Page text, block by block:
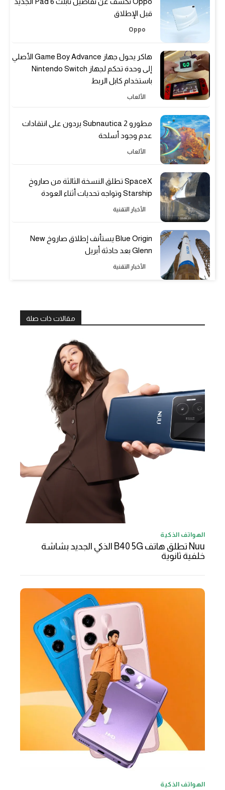
قبل الإطلاق
Oppo
هاكر يحول جهاز Game Boy Advance الأصلي
إلى وحدة تحكم لجهاز Nintendo Switch
باستخدام كابل الربط
الألعاب
مطورو Subnautica 2 يردون على انتقادات
عدم وجود أسلحة
الألعاب
SpaceX تطلق النسخة الثالثة من صاروخ
Starship وتواجه تحديات أثناء العودة
الأخبار التقنية
Blue Origin يستأنف إطلاق صاروخ New
Glenn بعد حادثة أبريل
الأخبار التقنية
مقالات ذات صلة
الهواتف الذكية
Nuu تطلق هاتف B40 5G الذكي الجديد بشاشة
خلفية ثانوية
الهواتف الذكية